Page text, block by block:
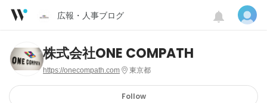
広報・人事ブログ
株式会社ONE COMPATH
https://onecompath.com 東京都
Follow